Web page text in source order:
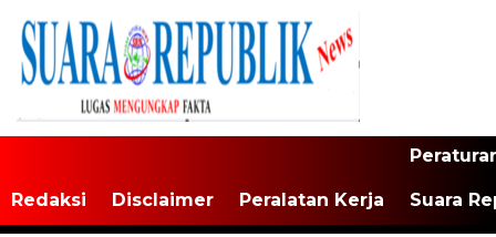
Redaksi Disclaimer Peralatan Kerja Suara